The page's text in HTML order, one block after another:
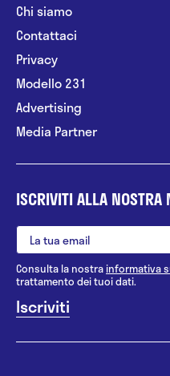
Chi siamo
Contattaci
Privacy
Modello 231
Advertising
Media Partner
ISCRIVITI ALLA NOSTRA
Consulta la nostrainformativa
trattamento dei tuoi dati.